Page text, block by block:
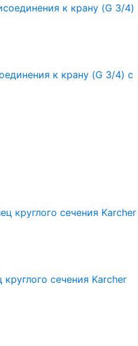
к крану (G 3/4) с
сечения Karcher